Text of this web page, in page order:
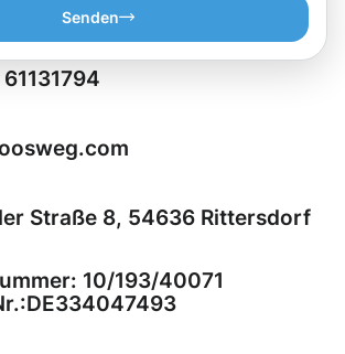
Senden
Straße 8, 54636 Rittersdorf
10/193/40071